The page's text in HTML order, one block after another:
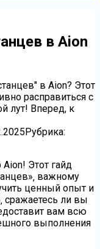
в Aion
в Aion? Этот
расправиться с
лут! Вперед, к
Рубрика:
Этот гайд
важному
ценный опыт и
сражаетесь ли вы
вам всю
выполнения